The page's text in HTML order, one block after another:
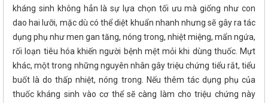
kháng sinh không hẳn là sự lựa chọn tối ưu mà giống như con
dao hai lưỡi, mặc dù có thể diệt khuẩn nhanh nhưng sẽ gây ra tác
dụng phụ như men gan tăng, nóng trong, nhiệt miệng, mẩn ngứa,
rối loạn tiêu hóa khiến người bệnh mệt mỏi khi dùng thuốc. Mựt
khác, một trong những nguyên nhân gây triệu chứng tiểu rắt, tiểu
buốt là do thấp nhiệt, nóng trong. Nếu thêm tác dụng phụ của
thuốc kháng sinh vào cơ thể sẽ càng làm cho triệu chứng này